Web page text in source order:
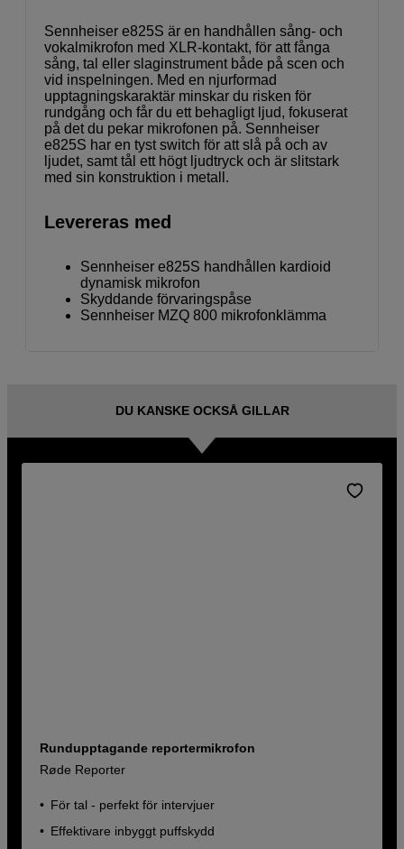
Sennheiser e825S är en handhållen sång- och
vokalmikrofon med XLR-kontakt, för att fånga
sång, tal eller slaginstrument både på scen och
vid inspelningen. Med en njurformad
upptagningskaraktär minskar du risken för
rundgång och får du ett behagligt ljud, fokuserat
på det du pekar mikrofonen på. Sennheiser
e825S har en tyst switch för att slå på och av
ljudet, samt tål ett högt ljudtryck och är slitstark
med sin konstruktion i metall.
Levereras med
Sennheiser e825S handhållen kardioid
dynamisk mikrofon
Skyddande förvaringspåse
Sennheiser MZQ 800 mikrofonklämma
DU KANSKE OCKSÅ GILLAR
Rundupptagande reportermikrofon
Røde Reporter
För tal - perfekt för intervjuer
Effektivare inbyggt puffskydd